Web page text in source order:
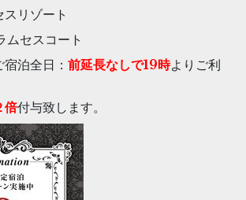
リゾート
ムセスコート
泊全日： 前延長なしで19時よりご利
倍付与致します。